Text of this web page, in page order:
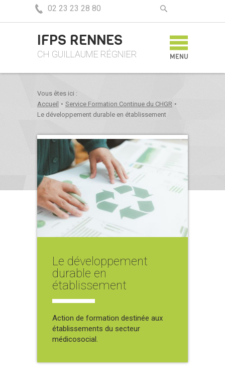
02 23 23 28 80
IFPS RENNES
CH GUILLAUME RÉGNIER MENU
Vous êtes ici :
Accueil • Service Formation Continue du CHGR •
Le développement durable en établissement
Le développement
durable en
établissement
Action de formation destinée aux
établissements du secteur
médicosocial.